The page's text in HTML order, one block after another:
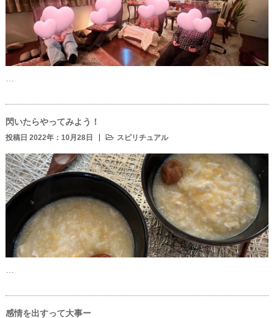
…
閃いたらやってみよう！
投稿日 2022年：10月28日 スピリチュアル
感情を出すって大事ー